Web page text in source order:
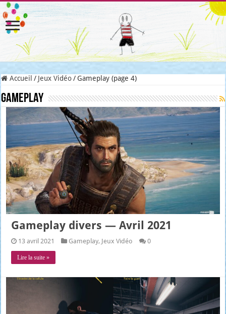
Accueil / Jeux Vidéo / Gameplay (page 4)
Gameplay
Gameplay divers — Avril 2021
13 avril 2021 Gameplay, Jeux Vidéo 0
Lire la suite »